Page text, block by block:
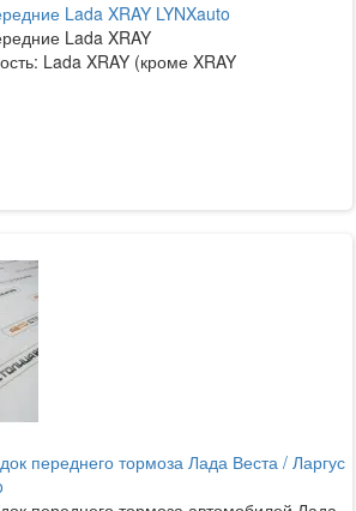
Lada XRAY LYNXauto
Lada XRAY
Lada XRAY (кроме XRAY
переднего тормоза Лада Веста / Ларгус